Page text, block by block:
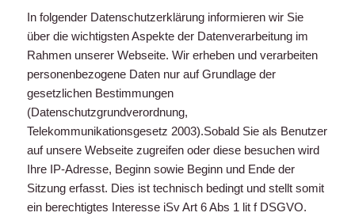
In folgender Datenschutzerklärung informieren wir Sie
über die wichtigsten Aspekte der Datenverarbeitung im
Rahmen unserer Webseite. Wir erheben und verarbeiten
personenbezogene Daten nur auf Grundlage der
gesetzlichen Bestimmungen
(Datenschutzgrundverordnung,
Telekommunikationsgesetz 2003).Sobald Sie als Benutzer
auf unsere Webseite zugreifen oder diese besuchen wird
Ihre IP-Adresse, Beginn sowie Beginn und Ende der
Sitzung erfasst. Dies ist technisch bedingt und stellt somit
ein berechtigtes Interesse iSv Art 6 Abs 1 lit f DSGVO.